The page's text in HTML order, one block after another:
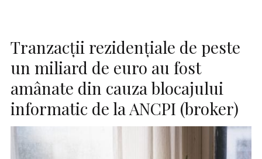
Tranzacţii rezidenţiale de peste
un miliard de euro au fost
amânate din cauza blocajului
informatic de la ANCPI (broker)